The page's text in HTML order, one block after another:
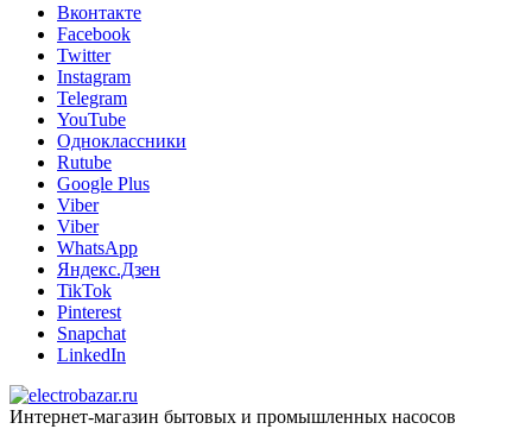
Вконтакте
Facebook
Twitter
Instagram
Telegram
YouTube
Одноклассники
Rutube
Google Plus
Viber
Viber
WhatsApp
Яндекс.Дзен
TikTok
Pinterest
Snapchat
LinkedIn
Интернет-магазин бытовых и промышленных насосов